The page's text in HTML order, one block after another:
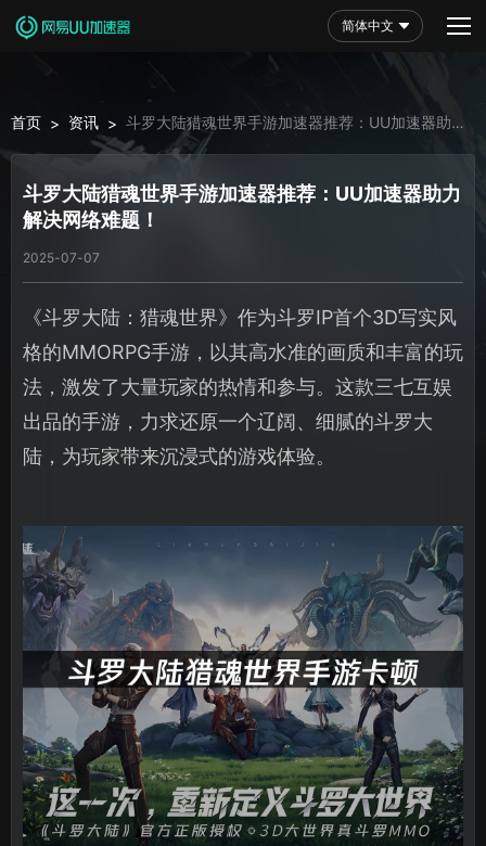
简体中文
首页 > 资讯 > 斗罗大陆猎魂世界手游加速器推荐：UU加速器助力
解决网络难题！
斗罗大陆猎魂世界手游加速器推荐：UU加速器助力
解决网络难题！
2025-07-07
《斗罗大陆：猎魂世界》作为斗罗IP首个3D写实风
格的MMORPG手游，以其高水准的画质和丰富的玩
法，激发了大量玩家的热情和参与。这款三七互娱
出品的手游，力求还原一个辽阔、细腻的斗罗大
陆，为玩家带来沉浸式的游戏体验。